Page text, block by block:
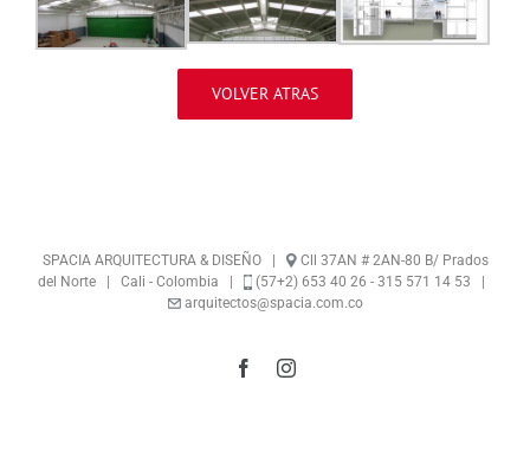
VOLVER ATRAS
SPACIA ARQUITECTURA & DISEÑO |
Cll 37AN # 2AN-80 B/ Prados
del Norte | Cali - Colombia |
(57+2) 653 40 26 - 315 571 14 53 |
arquitectos@spacia.com.co
FacebookInstagram